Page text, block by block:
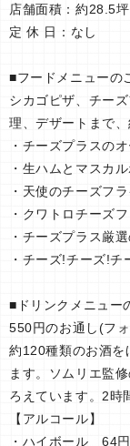
店舗
定 休 日：なし
■フードメニューの
シカゴピザ、チー
理、デザートまで
・チーズプラスの
・生ハムとマスカ
・天使のチーズフ
・クワトロチーズ
・チーズプラス厳
・チーズ!チーズ!
■ドリンクメニュー
550円のお通し(フ
約120種類のお酒を
ます。ソムリエ監
ろえています。2時
【アルコール】
・ハイボール